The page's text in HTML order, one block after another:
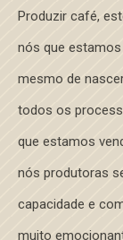
Produzir café,
nós que
mesmo de
todos os
que estamos
nós produtoras
capacidade e
muito